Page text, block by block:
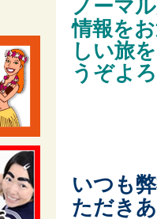
ノーマ
情報を
しい旅
うぞよ
いつも
ただき